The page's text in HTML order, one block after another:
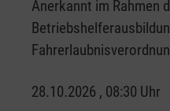
Anerkannt im Rahmen
28.10.2026 , 08:30 Uhr